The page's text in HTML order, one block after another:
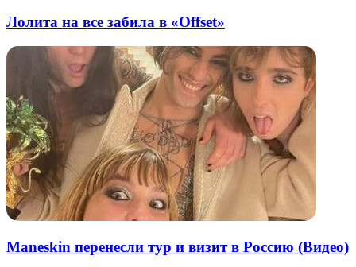
Лолита на все забила в «Offset»
Maneskin перенесли тур и визит в Россию (Видео)